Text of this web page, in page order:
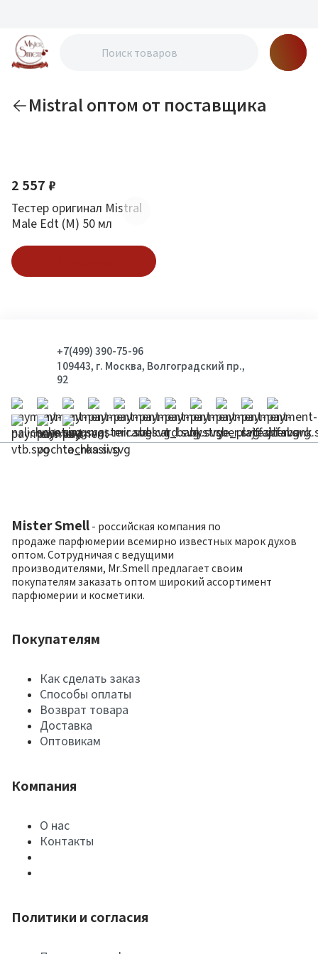
Mistral оптом от поставщика
2 557 ₽
Тестер оригинал Mistral
Male Edt (M) 50 мл
+7(499) 390-75-96
109443, г. Москва, Волгоградский пр.,
92
Mister Smell - российская компания по
продаже парфюмерии всемирно известных марок духов
оптом. Сотрудничая с ведущими
производителями, Mr.Smell предлагает своим
покупателям заказать оптом широкий ассортимент
парфюмерии и косметики.
Покупателям
Как сделать заказ
Способы оплаты
Возврат товара
Доставка
Оптовикам
Компания
О нас
Контакты
Политики и согласия